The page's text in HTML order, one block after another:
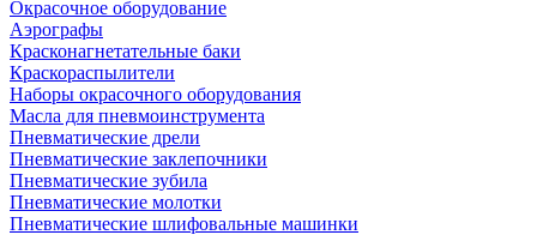
Окрасочное оборудование
Аэрографы
Красконагнетательные баки
Краскораспылители
Наборы окрасочного оборудования
Масла для пневмоинструмента
Пневматические дрели
Пневматические заклепочники
Пневматические зубила
Пневматические молотки
Пневматические шлифовальные машинки